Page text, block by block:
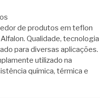
de produtos em teflon
Qualidade, tecnologia
para diversas aplicações.
utilizado na
química, térmica e